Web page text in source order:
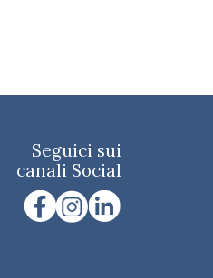
Seguici sui
canali Social